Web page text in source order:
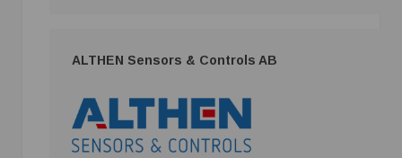
ALTHEN Sensors & Controls AB